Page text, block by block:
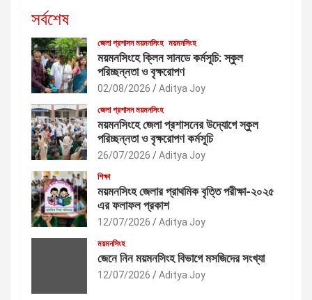
সর্বশেষ
জেলা প্রশাসন ময়মনসিংহ ময়মনসিংহ
ময়মনসিংহে ক্লিন সানডে কর্মসূচি: স্কুল
পরিচ্ছন্নতা ও বৃক্ষরোপণ
02/08/2026 Aditya Joy
জেলা প্রশাসন ময়মনসিংহ
ময়মনসিংহে জেলা প্রশাসনের উদ্যোগে স্কুল
পরিচ্ছন্নতা ও বৃক্ষরোপণ কর্মসূচি
26/07/2026 Aditya Joy
শিক্ষা
ময়মনসিংহ জেলার প্রাথমিক বৃত্তি পরীক্ষা-২০২৫
এর ফলাফল প্রকাশ
12/07/2026 Aditya Joy
ময়মনসিংহ
জেনে নিন ময়মনসিংহ বিভাগে মসজিদের সংখ্যা
12/07/2026 Aditya Joy